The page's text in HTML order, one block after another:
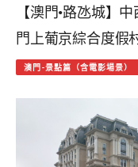
【澳門•路氹城】
門上葡京綜合度假
澳門-景點篇（含電影場景）